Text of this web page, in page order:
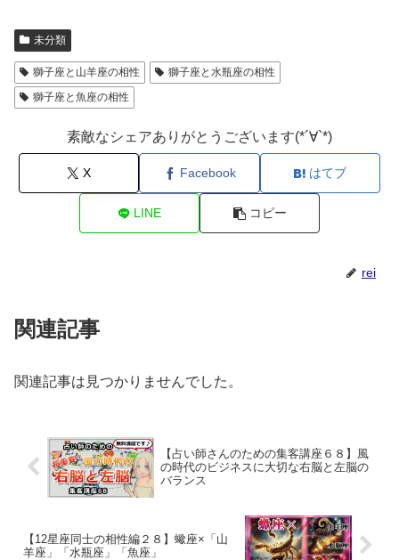
未分類
獅子座と山羊座の相性
獅子座と水瓶座の相性
獅子座と魚座の相性
素敵なシェアありがとうございます(*´∀`*)
X Facebook はてブ
LINE コピー
rei
関連記事
関連記事は見つかりませんでした。
【占い師さんのための集客講座６８】風
の時代のビジネスに大切な右脳と左脳の
バランス
【12星座同士の相性編２８】蠍座×「山
羊座」「水瓶座」「魚座」